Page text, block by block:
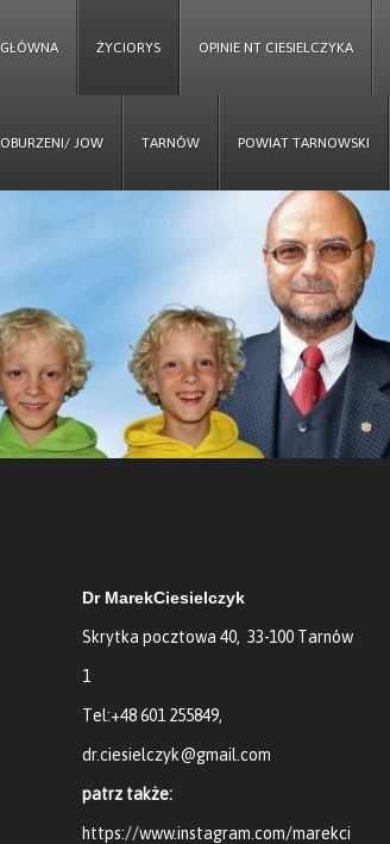
GŁÓWNA ŻYCIORYS OPINIE NT CIESIELCZYKA
OBURZENI/ JOW TARNÓW POWIAT TARNOWSKI
Dr MarekCiesielczyk
Skrytka pocztowa 40, 33-100 Tarnów
1
Tel:+48 601 255849,
dr.ciesielczyk@gmail.com
patrz także:
https://www.instagram.com/marekci